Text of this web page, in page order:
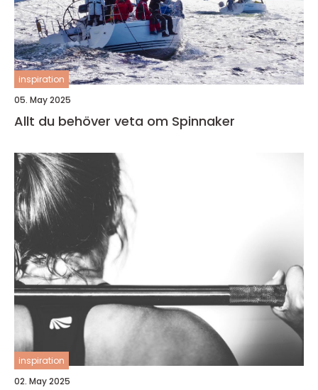
inspiration
05. May 2025
Allt du behöver veta om Spinnaker
inspiration
02. May 2025